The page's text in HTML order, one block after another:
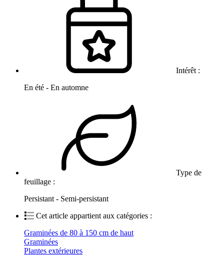
Intérêt :
En été - En automne
Type de
feuillage :
Persistant - Semi-persistant
Cet article appartient aux catégories :
Graminées de 80 à 150 cm de haut
Graminées
Plantes extérieures